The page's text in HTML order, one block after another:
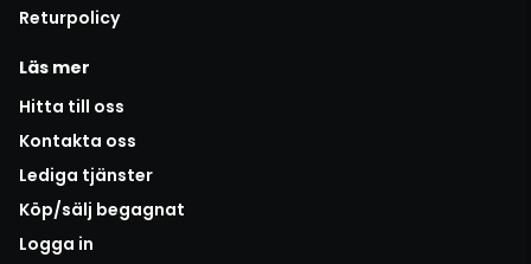
Returpolicy
Läs mer
Hitta till oss
Kontakta oss
Lediga tjänster
Köp/sälj begagnat
Logga in